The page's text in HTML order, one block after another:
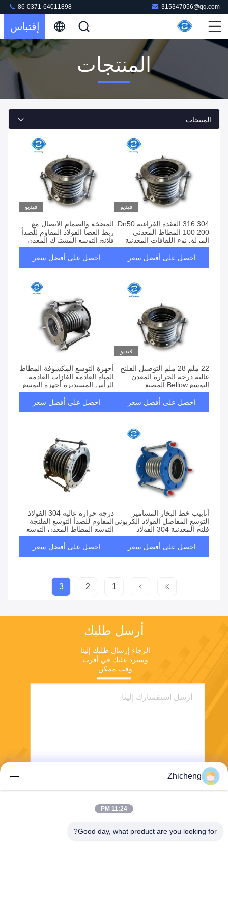
315347056@qq.com
86-0371-64011898
إقتباس
المنتجات
المنتجات
فيديو
304 316 العقدة الفراغية Dn50
100 200 المطاط المعدني
المزلق نوع اللفافات المعدنية
المزلقات التوسعية المفاصل
المموجةاحصل على أفضل سعر
فيديو
المضخة والصمام الاتصال مع
ربط العصا الفولاذ المقاوم للصدأ
فلانج التوسع المشترك المعدن
احصل على أفضل سعر
فيديو
22 ملم 28 ملم التوصيل الفلنج
عالية درجة الحرارة المعدن
التوسع Bellow المصنع
احصل على أفضل سعر
أجهزة التوسع المكشوفة المطاط
المياه العادمة الغازات العادمة
الرأس المستديرة أجهزة التوسع
المكشوفة
احصل على أفضل سعر
أنابيب خط البخار المسامير
التوسع المفاصل الفولاذ الكربوني
فلنج المعدنية 304 الفولاذ
المقاوم للصدأ
احصل على أفضل سعر
درجة حرارة عالية 304 الفولاذ
المقاوم للصدأ التوسع الفلنجة
التوسع المطاط المعدن التوسع
المشترك
احصل على أفضل سعر
1
2
3
أرسل طلبك
وقت ممكن.
Zhicheng
11:24 PM
Good day, what product are you looking for?